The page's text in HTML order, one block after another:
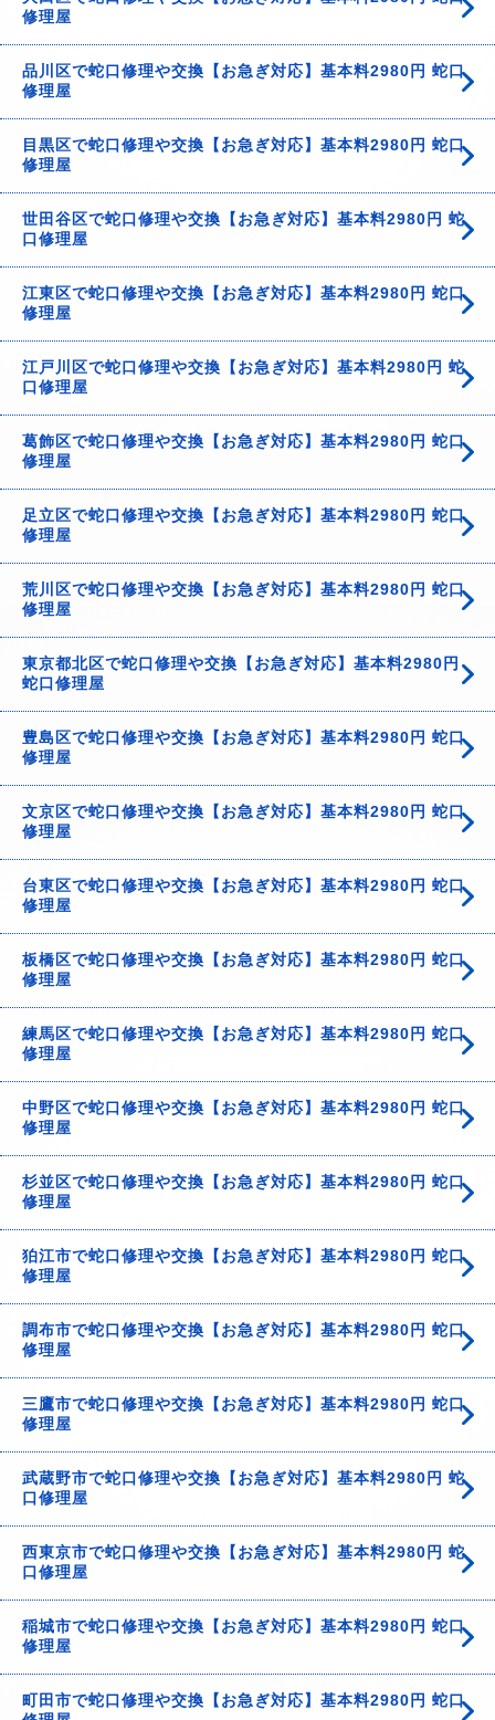
修理屋
品川区で蛇口修理や交換【お急ぎ対応】基本料2980円 蛇口
修理屋
目黒区で蛇口修理や交換【お急ぎ対応】基本料2980円 蛇口
修理屋
世田谷区で蛇口修理や交換【お急ぎ対応】基本料2980円 蛇
口修理屋
江東区で蛇口修理や交換【お急ぎ対応】基本料2980円 蛇口
修理屋
江戸川区で蛇口修理や交換【お急ぎ対応】基本料2980円 蛇
口修理屋
葛飾区で蛇口修理や交換【お急ぎ対応】基本料2980円 蛇口
修理屋
足立区で蛇口修理や交換【お急ぎ対応】基本料2980円 蛇口
修理屋
荒川区で蛇口修理や交換【お急ぎ対応】基本料2980円 蛇口
修理屋
東京都北区で蛇口修理や交換【お急ぎ対応】基本料2980円
蛇口修理屋
豊島区で蛇口修理や交換【お急ぎ対応】基本料2980円 蛇口
修理屋
文京区で蛇口修理や交換【お急ぎ対応】基本料2980円 蛇口
修理屋
台東区で蛇口修理や交換【お急ぎ対応】基本料2980円 蛇口
修理屋
板橋区で蛇口修理や交換【お急ぎ対応】基本料2980円 蛇口
修理屋
練馬区で蛇口修理や交換【お急ぎ対応】基本料2980円 蛇口
修理屋
中野区で蛇口修理や交換【お急ぎ対応】基本料2980円 蛇口
修理屋
杉並区で蛇口修理や交換【お急ぎ対応】基本料2980円 蛇口
修理屋
狛江市で蛇口修理や交換【お急ぎ対応】基本料2980円 蛇口
修理屋
調布市で蛇口修理や交換【お急ぎ対応】基本料2980円 蛇口
修理屋
三鷹市で蛇口修理や交換【お急ぎ対応】基本料2980円 蛇口
修理屋
武蔵野市で蛇口修理や交換【お急ぎ対応】基本料2980円 蛇
口修理屋
西東京市で蛇口修理や交換【お急ぎ対応】基本料2980円 蛇
口修理屋
稲城市で蛇口修理や交換【お急ぎ対応】基本料2980円 蛇口
修理屋
町田市で蛇口修理や交換【お急ぎ対応】基本料2980円 蛇口